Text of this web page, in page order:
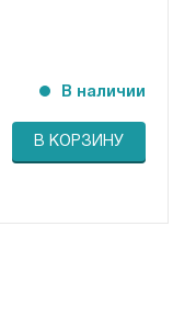
В наличии
В КОРЗИНУ